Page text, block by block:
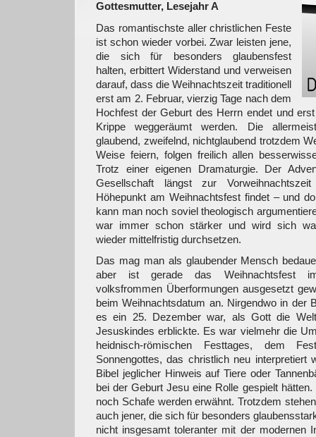
Gottesmutter, Lesejahr A
Das romantischste aller christlichen Feste
ist schon wieder vorbei. Zwar leisten jene,
die sich für besonders glaubensfest
halten, erbittert Widerstand und verweisen
darauf, dass die Weihnachtszeit traditionell
erst am 2. Februar, vierzig Tage nach dem
Hochfest der Geburt des Herrn endet und
Krippe weggeräumt werden. Die
glaubend, zweifelnd, nichtglaubend trotzdem
Weise feiern, folgen freilich allen
Trotz einer eigenen Dramaturgie. Der
Gesellschaft längst zur
Höhepunkt am Weihnachtsfest findet – und
kann man noch soviel theologisch
war immer schon stärker und wird sich
wieder mittelfristig durchsetzen.
Das mag man als glaubender Mensch
aber ist gerade das Weihnachtsfest
volksfrommen Überformungen ausgesetzt
beim Weihnachtsdatum an. Nirgendwo in der
es ein 25. Dezember war, als Gott die
Jesuskindes erblickte. Es war vielmehr die
heidnisch-römischen Festtages, dem
Sonnengottes, das christlich neu interpretiert
Bibel jeglicher Hinweis auf Tiere oder
bei der Geburt Jesu eine Rolle gespielt
noch Schafe werden erwähnt. Trotzdem
auch jener, die sich für besonders
nicht insgesamt toleranter mit der modernen